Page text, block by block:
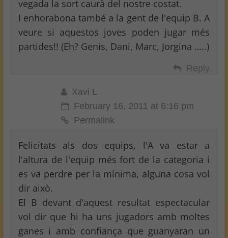
vegada la sort caurà del nostre costat.
I enhorabona també a la gent de l'equip B. A
veure si aquestos joves poden jugar més
partides!! (Eh? Genis, Dani, Marc, Jorgina …..)
Reply
Xavi L
February 16, 2011 at 6:16 pm
Permalink
Felicitats als dos equips, l'A va estar a
l'altura de l'equip més fort de la categoria i
es va perdre per la mínima, alguna cosa vol
dir això.
El B devant d'aquest resultat espectacular
vol dir que hi ha uns jugadors amb moltes
ganes i amb confiança que guanyaran un